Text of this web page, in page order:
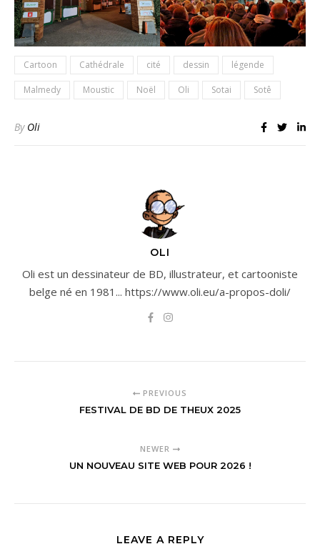
Cartoon Cathédrale cité dessin légende
Malmedy Moustic Noël Oli Sotai Sotê
By Oli
OLI
Oli est un dessinateur de BD, illustrateur, et cartooniste
belge né en 1981... https://www.oli.eu/a-propos-doli/
PREVIOUS
FESTIVAL DE BD DE THEUX 2025
NEWER
UN NOUVEAU SITE WEB POUR 2026 !
LEAVE A REPLY